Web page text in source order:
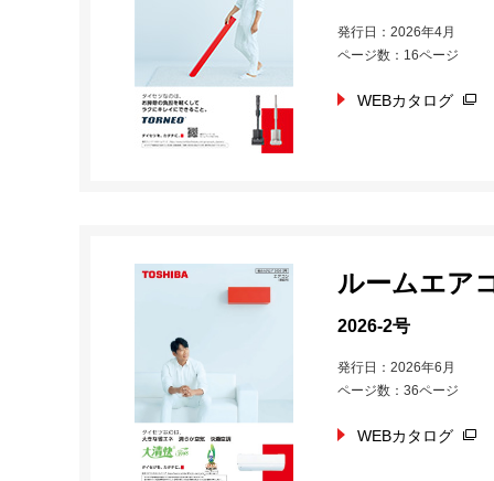
発行日：2026年4月
ページ数：16ページ
WEBカタログ
ルームエア
2026-2号
発行日：2026年6月
ページ数：36ページ
WEBカタログ